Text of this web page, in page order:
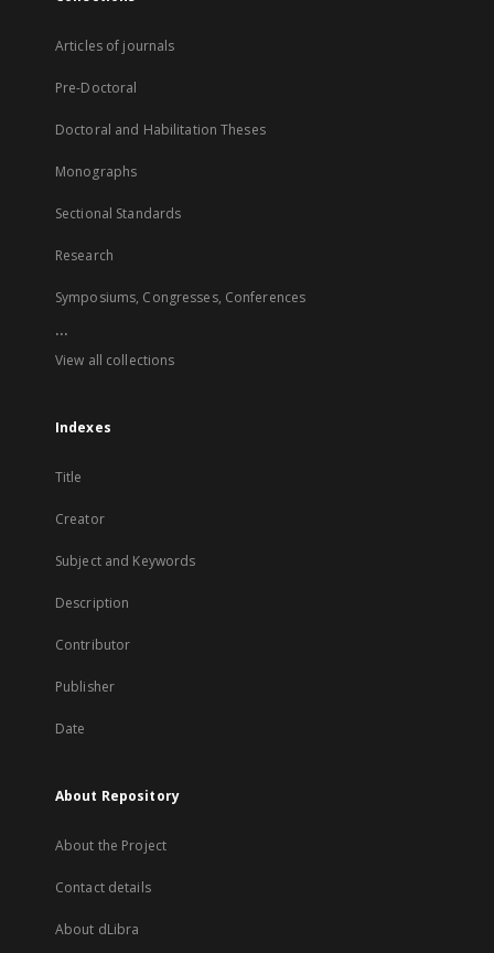
Articles of journals
Pre-Doctoral
Doctoral and Habilitation Theses
Monographs
Sectional Standards
Research
Symposiums, Congresses, Conferences
...
View all collections
Indexes
Title
Creator
Subject and Keywords
Description
Contributor
Publisher
Date
About Repository
About the Project
Contact details
About dLibra